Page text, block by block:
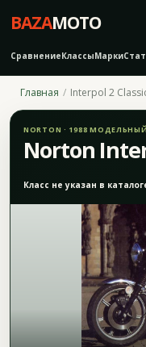
BAZAMOTO
СравнениеКлассыМарки
Главная Interpol 2
NORTON · 1988
Norton
Класс не указан в